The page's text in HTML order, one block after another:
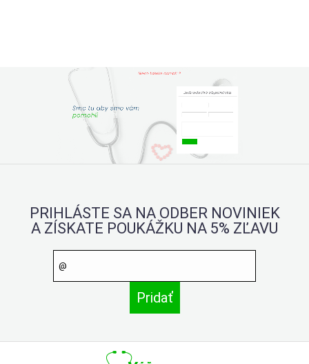
PRIHLÁSTE SA NA ODBER NOVINIEK
A ZÍSKATE POUKÁŽKU NA 5% ZĽAVU